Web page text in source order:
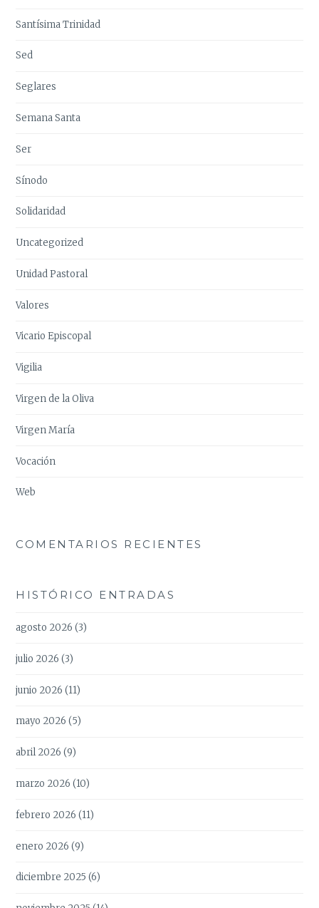
Santísima Trinidad
Sed
Seglares
Semana Santa
Ser
Sínodo
Solidaridad
Uncategorized
Unidad Pastoral
Valores
Vicario Episcopal
Vigilia
Virgen de la Oliva
Virgen María
Vocación
Web
COMENTARIOS RECIENTES
HISTÓRICO ENTRADAS
agosto 2026 (3)
julio 2026 (3)
junio 2026 (11)
mayo 2026 (5)
abril 2026 (9)
marzo 2026 (10)
febrero 2026 (11)
enero 2026 (9)
diciembre 2025 (6)